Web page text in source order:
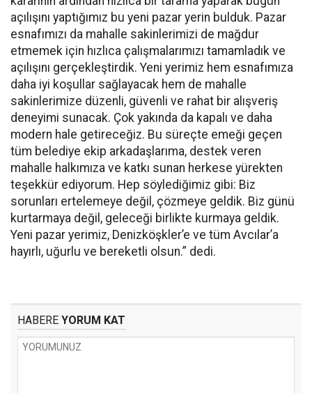
açılışını yaptığımız bu yeni pazar yerin bulduk. Pazar
esnafımızı da mahalle sakinlerimizi de mağdur
etmemek için hızlıca çalışmalarımızı tamamladık ve
açılışını gerçekleştirdik. Yeni yerimiz hem esnafımıza
daha iyi koşullar sağlayacak hem de mahalle
sakinlerimize düzenli, güvenli ve rahat bir alışveriş
deneyimi sunacak. Çok yakında da kapalı ve daha
modern hale getireceğiz. Bu süreçte emeği geçen
tüm belediye ekip arkadaşlarıma, destek veren
mahalle halkımıza ve katkı sunan herkese yürekten
teşekkür ediyorum. Hep söylediğimiz gibi: Biz
sorunları ertelemeye değil, çözmeye geldik. Biz günü
kurtarmaya değil, geleceği birlikte kurmaya geldik.
Yeni pazar yerimiz, Denizköşkler’e ve tüm Avcılar’a
hayırlı, uğurlu ve bereketli olsun.” dedi.
HABERE YORUM KAT